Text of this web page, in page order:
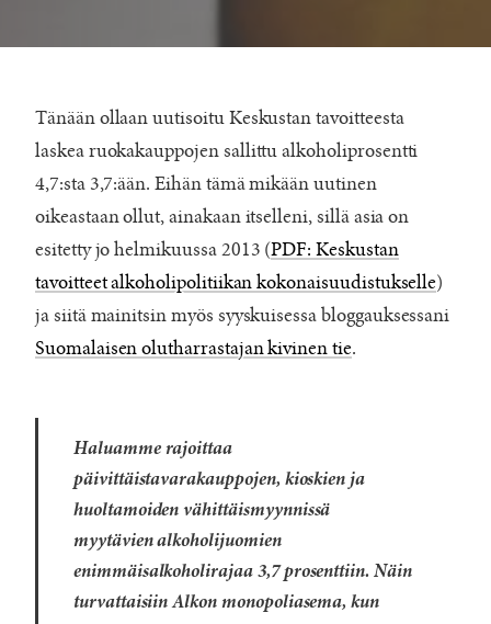
Tänään ollaan uutisoitu Keskustan tavoitteesta
laskea ruokakauppojen sallittu alkoholiprosentti
4,7:sta 3,7:ään. Eihän tämä mikään uutinen
oikeastaan ollut, ainakaan itselleni, sillä asia on
esitetty jo helmikuussa 2013 (PDF: Keskustan
tavoitteet alkoholipolitiikan kokonaisuudistukselle)
ja siitä mainitsin myös syyskuisessa bloggauksessani
Suomalaisen olutharrastajan kivinen tie.
Haluamme rajoittaa
päivittäistavarakauppojen, kioskien ja
huoltamoiden vähittäismyynnissä
myytävien alkoholijuomien
enimmäisalkoholirajaa 3,7 prosenttiin. Näin
turvattaisiin Alkon monopoliasema, kun